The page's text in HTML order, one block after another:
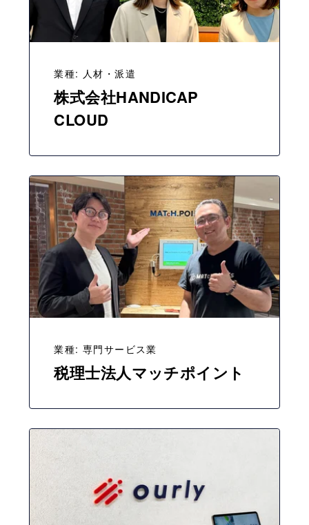
業種: 人材・派遣
株式会社HANDICAP
CLOUD
業種: 専門サービス業
税理士法人マッチポイント